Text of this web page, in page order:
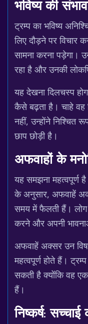
भविष्य की
ट्रम्प का भविष्य
लिए दौड़ने पर विचार
सामना करना पड़ेगा।
रहा है और उनकी
यह देखना दिलचस्प
कैसे बढ़ता है। चाहे वह
नहीं, उन्होंने निश्चित
छाप छोड़ी है।
अफवाहों के
यह समझना महत्वपूर्ण
के अनुसार, अफवाहें
समय में फैलती हैं। लोग
करने और अपनी
अफवाहें अक्सर उन
महत्वपूर्ण होते हैं।
सकती है क्योंकि वह एक
हैं।
निष्कर्ष: